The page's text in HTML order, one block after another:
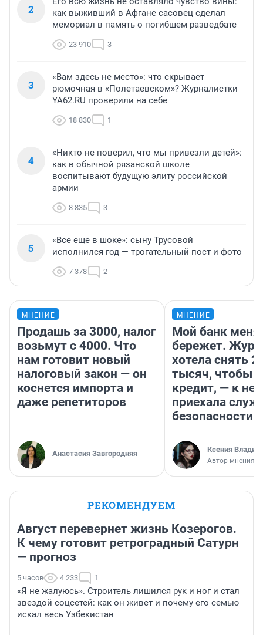
2
как выживший в Афгане сасовец сделал
мемориал в память о погибшем разведбате
23 910 3
3
«Вам здесь не место»: что скрывает
рюмочная в «Полетаевском»? Журналистки
YA62.RU проверили на себе
18 830 1
4
«Никто не поверил, что мы привезли детей»:
как в обычной рязанской школе
воспитывают будущую элиту российской
армии
8 835 3
5
«Все еще в шоке»: сыну Трусовой
исполнился год — трогательный пост и фото
7 378 2
МНЕНИЕ
Продашь за 3000, налог
возьмут с 4000. Что
нам готовит новый
налоговый закон — он
коснется импорта и
даже репетиторов
Анастасия Завгородняя
МНЕНИЕ
Мой банк меня
бережет.
хотела снять
тысяч, чтобы
кредит, — к
приехала
безопасности
Ксения
Автор мнения
РЕКОМЕНДУЕМ
Август перевернет жизнь Козерогов.
К чему готовит ретроградный Сатурн
— прогноз
5 часов 4 233 1
«Я не жалуюсь». Строитель лишился рук и ног и стал
звездой соцсетей: как он живет и почему его семью
искал весь Узбекистан